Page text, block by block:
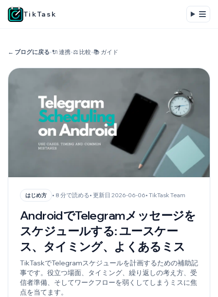
TikTask
← ブログに戻る•🔌 連携•⚖️ 比較•📚 ガイド
はじめ方 • 8 分で読める• 更新日 2026-06-06• TikTask Team
AndroidでTelegramメッセージを
スケジュールする: ユースケー
ス、タイミング、よくあるミス
TikTaskでTelegramスケジュールを計画するための補助記
事です。役立つ場面、タイミング、繰り返しの考え方、受
信者準備、そしてワークフローを弱くしてしまうミスに焦
点を当てます。